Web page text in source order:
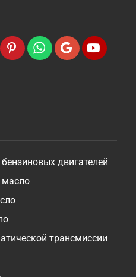
двигателей
масло
трансмиссии